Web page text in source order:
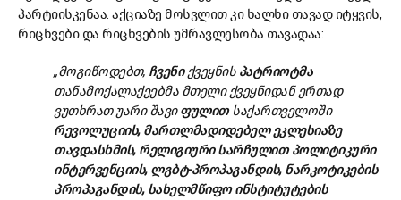
პარტიისკენაა. აქციაზე მოსვლით კი ხალხი თავად იტყვის,
რიცხვები და რიცხვების უმრავლესობა თავადაა:
„მოგიწოდებთ, ჩვენიქვეყნის პატრიოტმა
თანამოქალაქეებმა მთელი ქვეყნიდან ერთად
ვუთხრათ უარი შავიფულითსაქართველოში
რევოლუციის, მართლმადიდებელეკლესიაზე
თავდასხმის, რელიგიურისარჩულითპოლიტიკური
ინტერვენციის, ლგბტ-პროპაგანდის, ნარკოტიკების
პროპაგანდის, სახელმწიფოინსტიტუტების